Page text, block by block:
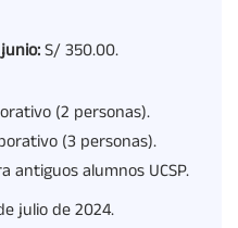
S/ 350.00.
(2 personas).
(3 personas).
antiguos alumnos UCSP.
julio de 2024.